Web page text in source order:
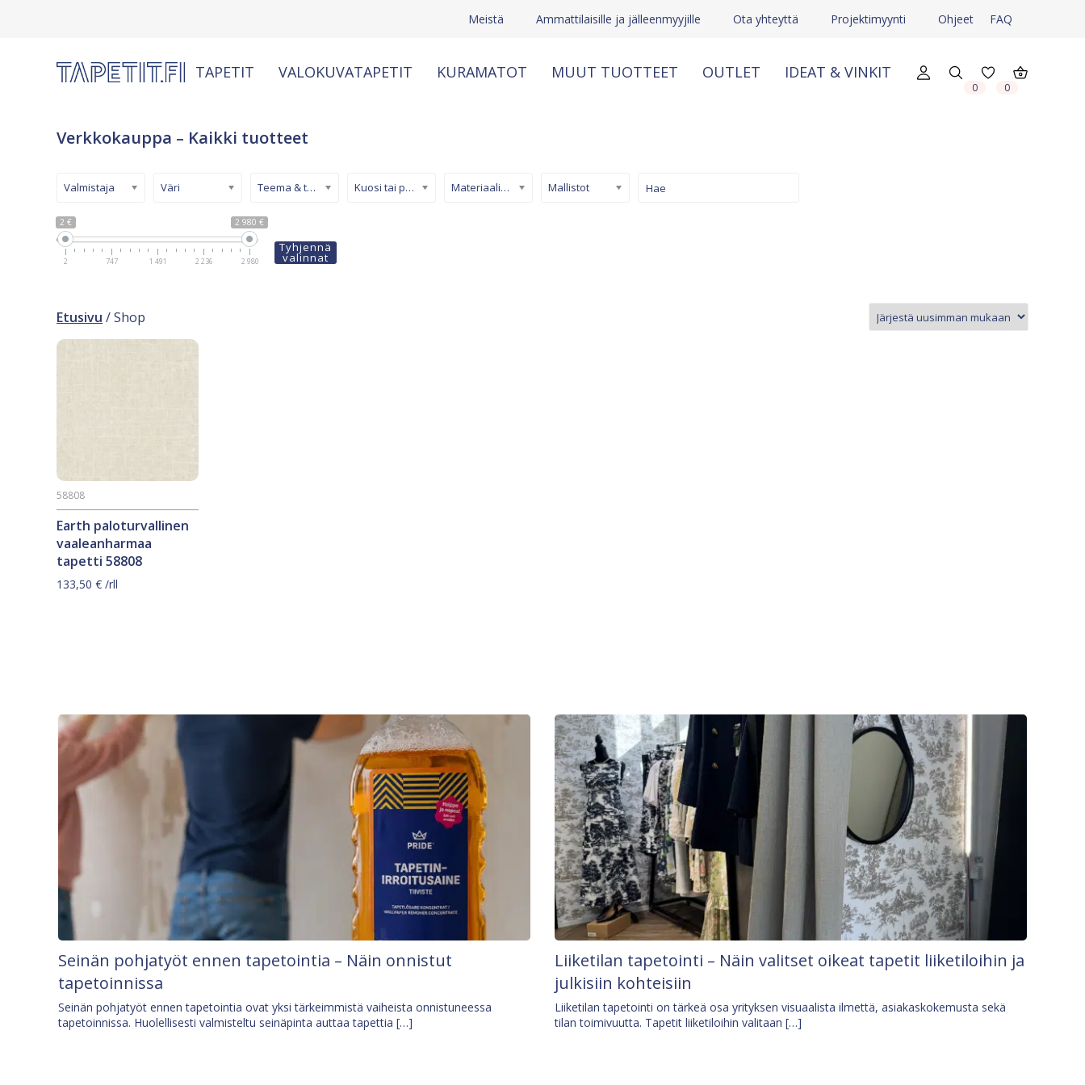
Meistä Ammattilaisille ja jälleenmyyjille Ota yhteyttä Projektimyynti Ohjeet FAQ
TAPETIT VALOKUVATAPETIT KURAMATOT MUUT TUOTTEET OUTLET IDEAT & VINKIT
0 0
Verkkokauppa – Kaikki tuotteet
2 € 2 980 €
2 747 1 491 2 236 2 980
Valmistaja Väri Teema & tyyli Kuosi tai pinta Materiaali/ tuotetyyppi Mallistot
Tyhjennä
valinnat
Etusivu / Shop
Earth paloturvallinen
vaaleanharmaa
tapetti 58808
58808
133,50 € /rll
Seinän pohjatyöt ennen tapetointia – Näin onnistut
tapetoinnissa
Seinän pohjatyöt ennen tapetointia ovat yksi tärkeimmistä vaiheista onnistuneessa
tapetoinnissa. Huolellisesti valmisteltu seinäpinta auttaa tapettia […]
Liiketilan tapetointi – Näin valitset oikeat tapetit liiketiloihin ja
julkisiin kohteisiin
Liiketilan tapetointi on tärkeä osa yrityksen visuaalista ilmettä, asiakaskokemusta sekä
tilan toimivuutta. Tapetit liiketiloihin valitaan […]